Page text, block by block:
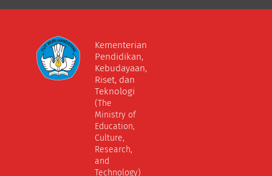
Kementerian
Pendidikan,
Kebudayaan,
Riset, dan
Teknologi
(The
Ministry of
Education,
Culture,
Research,
and
Technology)